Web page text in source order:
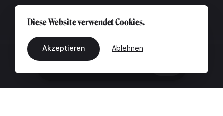
Diese Website verwendet Cookies.
Akzeptieren Ablehnen